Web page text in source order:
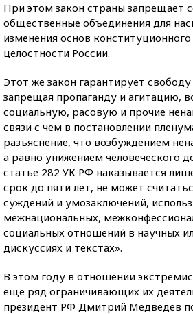
При этом закон страны запрещает
общественные объединения для
изменения основ
целостности России.
Этот же закон гарантирует
запрещая пропаганду и агитацию,
социальную, расовую и прочие
связи с чем в постановлении
разъяснение, что возбуждением
а равно унижением человеческого
статье 282 УК РФ наказывается
срок до пяти лет, не может
суждений и умозаключений,
межнациональных,
социальных отношений в научных
дискуссиях и текстах».
В этом году в отношении
еще ряд ограничивающих их
президент РФ Дмитрий Медведев